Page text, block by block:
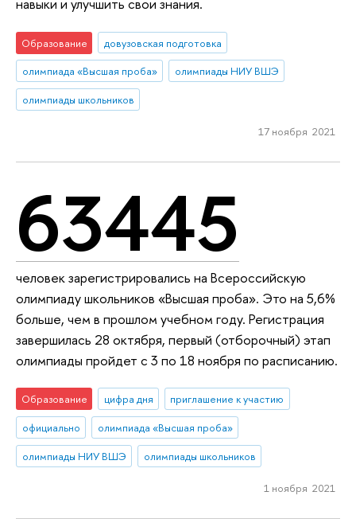
Образование
довузовская подготовка
олимпиада «Высшая проба»
олимпиады НИУ ВШЭ
олимпиады школьников
17 ноября 2021
63445
человек зарегистрировались на Всероссийскую
олимпиаду школьников «Высшая проба». Это на 5,6%
больше, чем в прошлом учебном году. Регистрация
завершилась 28 октября, первый (отборочный) этап
олимпиады пройдет с 3 по 18 ноября по расписанию.
Образование цифра дня
приглашение к участию
официально
олимпиада «Высшая проба»
олимпиады НИУ ВШЭ
олимпиады школьников
1 ноября 2021